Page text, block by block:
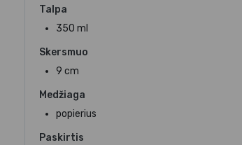
Talpa
350 ml
Skersmuo
9 cm
Medžiaga
popierius
Paskirtis